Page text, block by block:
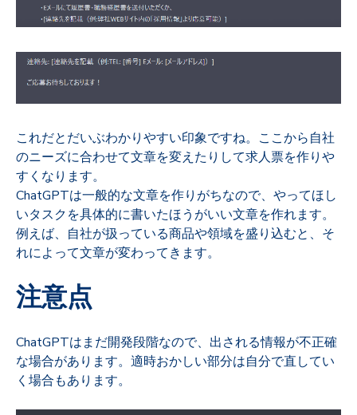
これだとだいぶわかりやすい印象ですね。ここから自社
のニーズに合わせて文章を変えたりして求人票を作りや
すくなります。
ChatGPTは一般的な文章を作りがちなので、やってほし
いタスクを具体的に書いたほうがいい文章を作れます。
例えば、自社が扱っている商品や領域を盛り込むと、そ
れによって文章が変わってきます。
注意点
ChatGPTはまだ開発段階なので、出される情報が不正確
な場合があります。適時おかしい部分は自分で直してい
く場合もあります。